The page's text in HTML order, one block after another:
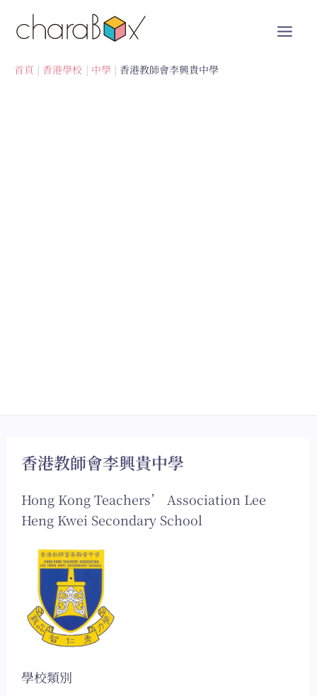
首頁 香港學校 中學 香港教師會李興貴中學
香港教師會李興貴中學
Hong Kong Teachers’ Association Lee
Heng Kwei Secondary School
學校類別